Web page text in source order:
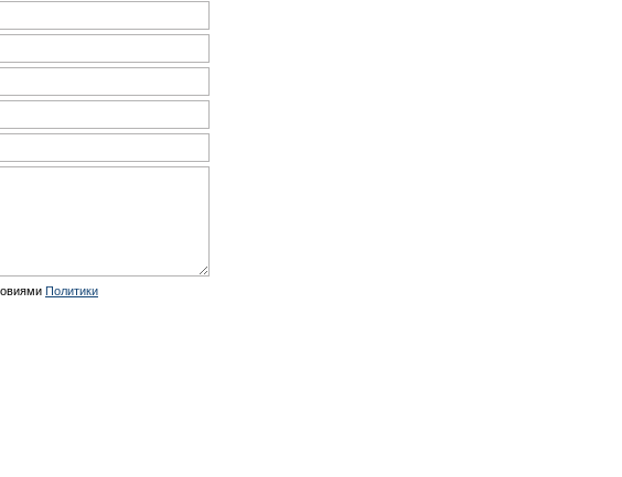
Политики